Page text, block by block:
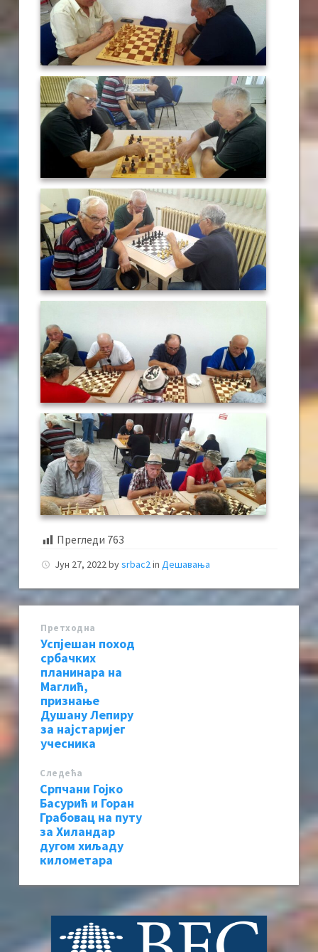
Прегледи 763
Јун 27, 2022 bysrbac2 in Дешавања
Претходна
Успјешан поход
србачких
планинара на
Маглић,
признање
Душану Лепиру
за најстаријег
учесника
Следећa
Српчани Гојко
Басурић и Горан
Грабовац на путу
за Хиландар
дугом хиљаду
километара